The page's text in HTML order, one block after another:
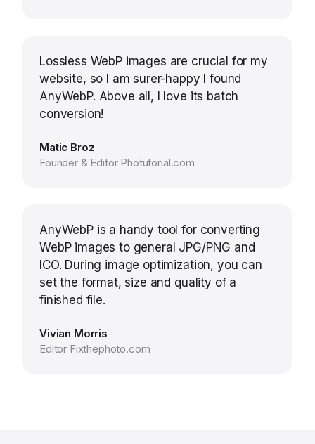
Lossless WebP images are crucial for my
website, so I am surer-happy I found
AnyWebP. Above all, I love its batch
conversion!
Matic Broz
Founder & Editor Photutorial.com
AnyWebP is a handy tool for converting
WebP images to general JPG/PNG and
ICO. During image optimization, you can
set the format, size and quality of a
finished file.
Vivian Morris
Editor Fixthephoto.com